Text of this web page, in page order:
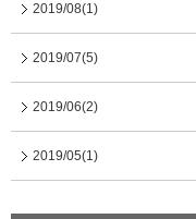
2019/08(1)
2019/07(5)
2019/06(2)
2019/05(1)